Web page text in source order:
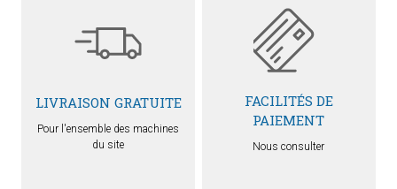
LIVRAISON GRATUITE
Pour l'ensemble des machines
du site
FACILITÉS DE
PAIEMENT
Nous consulter